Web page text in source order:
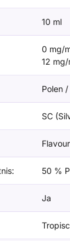
10 ml
0 mg/
12
Polen /
SC
50 %
Ja